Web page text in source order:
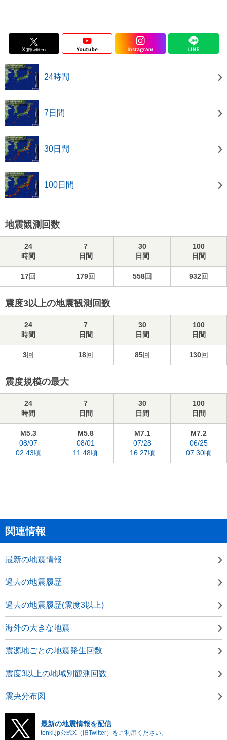
24時間
7日間
30日間
100日間
地震観測回数
24
時間
7
日間
30
日間
100
日間
17回 179回 558回 932回
震度3以上の地震観測回数
24
時間
7
日間
30
日間
100
日間
3回 18回 85回 130回
震度規模の最大
24
時間
7
日間
30
日間
100
日間
M5.3
08/07
02:43頃
M5.8
08/01
11:48頃
M7.1
07/28
16:27頃
M7.2
06/25
07:30頃
関連情報
最新の地震情報
過去の地震履歴
過去の地震履歴(震度3以上)
海外の大きな地震
震源地ごとの地震発生回数
震度3以上の地域別観測回数
震央分布図
最新の地震情報を配信
tenki.jp公式X（旧Twitter）をご利用ください。